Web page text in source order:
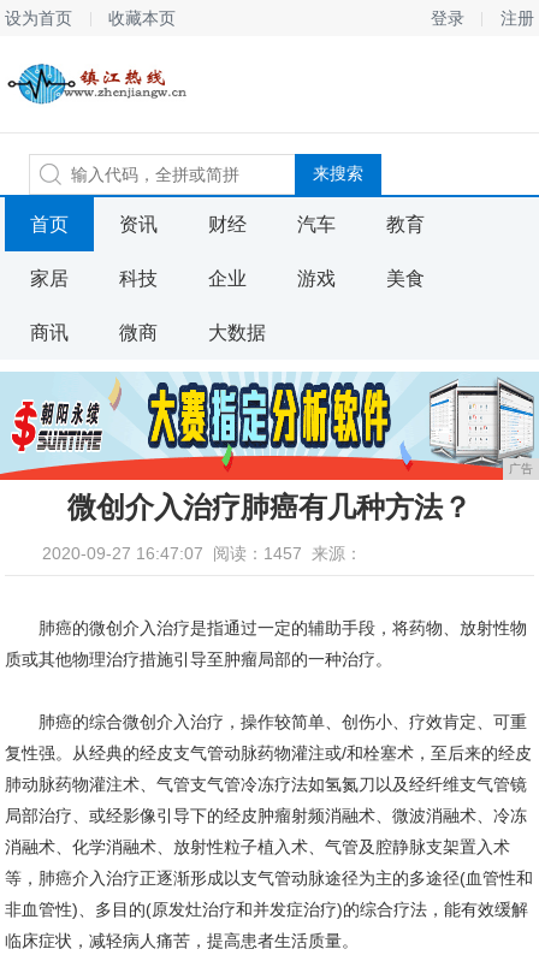
设为首页 收藏本页 登录 注册
首页 资讯 财经 汽车 教育
家居 科技 企业 游戏 美食
商讯 微商 大数据
广告
微创介入治疗肺癌有几种方法？
2020-09-27 16:47:07 阅读：1457 来源：
肺癌的微创介入治疗是指通过一定的辅助手段，将药物、放射性物
质或其他物理治疗措施引导至肿瘤局部的一种治疗。
肺癌的综合微创介入治疗，操作较简单、创伤小、疗效肯定、可重
复性强。从经典的经皮支气管动脉药物灌注或/和栓塞术，至后来的经皮
肺动脉药物灌注术、气管支气管冷冻疗法如氢氮刀以及经纤维支气管镜
局部治疗、或经影像引导下的经皮肿瘤射频消融术、微波消融术、冷冻
消融术、化学消融术、放射性粒子植入术、气管及腔静脉支架置入术
等，肺癌介入治疗正逐渐形成以支气管动脉途径为主的多途径(血管性和
非血管性)、多目的(原发灶治疗和并发症治疗)的综合疗法，能有效缓解
临床症状，减轻病人痛苦，提高患者生活质量。